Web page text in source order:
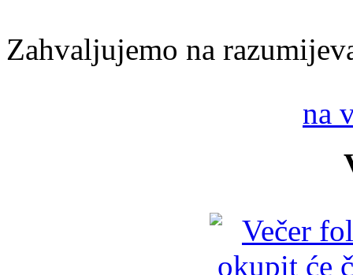
Zahvaljujemo na
na